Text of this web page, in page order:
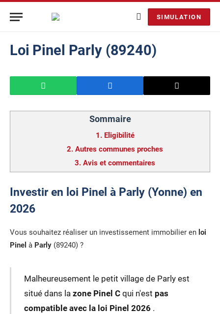
SIMULATION
Loi Pinel Parly (89240)
Sommaire
1. Eligibilité
2. Autres communes proches
3. Avis et commentaires
Investir en loi Pinel à Parly (Yonne) en
2026
Vous souhaitez réaliser un investissement immobilier en loi
Pinel à Parly (89240) ?
Malheureusement le petit village de Parly est
situé dans la zone Pinel Cqui n'est pas
compatible avec la loi Pinel 2026 .